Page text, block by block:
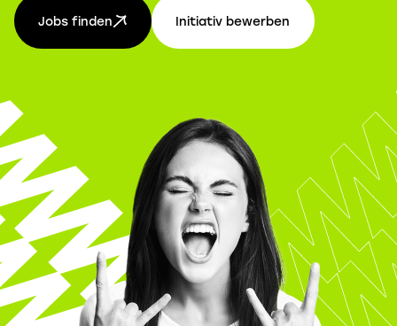
Jobs finden Initiativ bewerben